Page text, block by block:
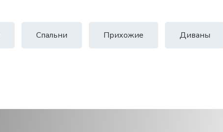
Спальни Прихожие Диваны